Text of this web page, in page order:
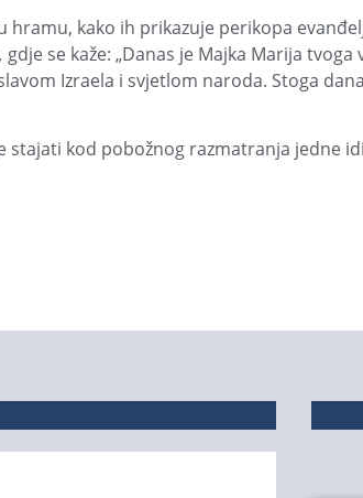
kako ih prikazuje perikopa
, gdje se kaže: „Danas je Majka Marija
Izraela i svjetlom naroda. Stoga
kod pobožnog razmatranja jedne